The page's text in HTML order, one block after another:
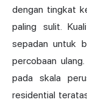
dengan tingkat
paling sulit.
sepadan untuk
percobaan
pada skala
residential